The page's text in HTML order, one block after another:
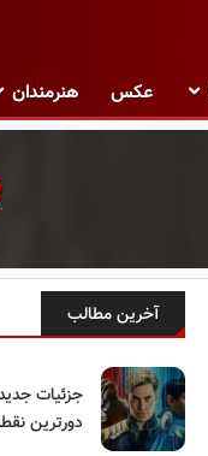
عکس هنرمندان
آخرین مطالب
جزئیات
دورترین